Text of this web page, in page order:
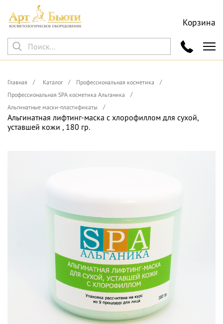
Корзина
Главная Каталог
Профессиональная косметика
Профессиональная SPA косметика Альганика
Альгинатные маски-пластификаты
Альгинатная лифтинг-маска с хлорофиллом для сухой,
уставшей кожи , 180 гр.